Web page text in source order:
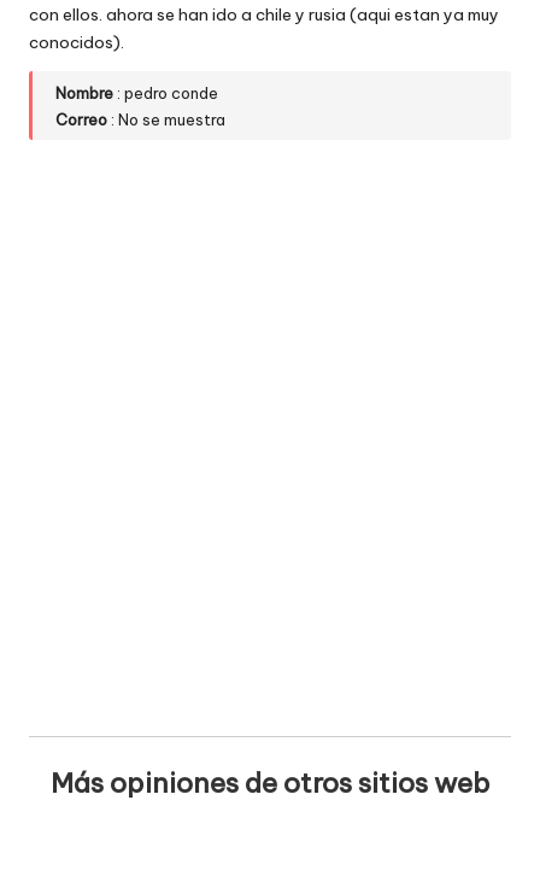
con ellos. ahora se han ido a chile y rusia (aqui estan ya muy
conocidos).
Nombre : pedro conde
Correo : No se muestra
Más opiniones de otros sitios web